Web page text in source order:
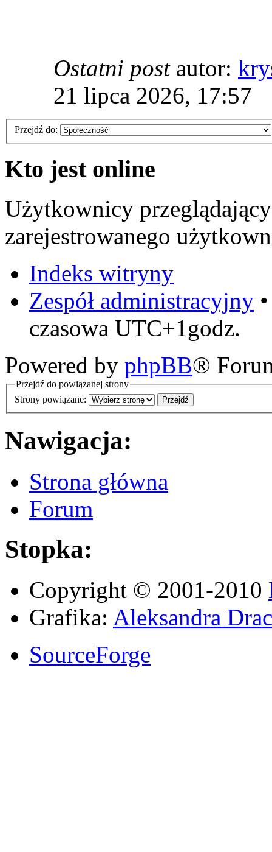
Ostatni postautor:
21 lipca 2026, 17:57
Przejdź do:
Kto jest online
Użytkownicy
zarejestrowanego
Indeks witryny
Zespół administracyjny
czasowa UTC+1godz.
Powered by phpBB®
Przejdź do powiązanej strony
Strony powiązane:
Nawigacja:
Strona główna
Forum
Stopka:
Copyright © 2001-2010
Grafika: Aleksandra
SourceForge